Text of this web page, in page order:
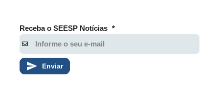
Receba o SEESP Notícias *
Enviar